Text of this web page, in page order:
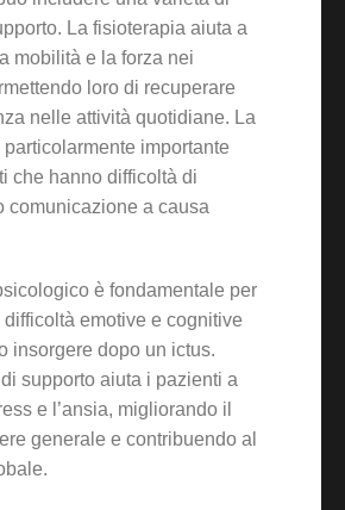
La fisioterapia aiuta a
mobilità e la forza nei
loro di recuperare
nelle attività quotidiane. La
particolarmente importante
che hanno difficoltà di
comunicazione a causa
è fondamentale per
difficoltà emotive e cognitive
insorgere dopo un ictus.
supporto aiuta i pazienti a
e l’ansia, migliorando il
generale e contribuendo al